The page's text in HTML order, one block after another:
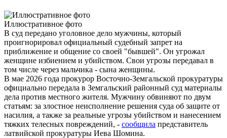
Иллюстративное фото
В суд передано уголовное дело мужчины, который
проигнорировал официальный судебный запрет на
приближение и общение со своей "бывшей". Он угрожал
женщине избиением и убийством. Свои угрозы передавал в
том числе через мальчика - сына женщины.
В мае 2026 года прокурор Восточно-Земгальской прокуратуры
официально передала в Земгальский районный суд материалы
дела против местного жителя. Мужчину обвиняют по двум
статьям: за злостное неисполнение решения суда об защите от
насилия, а также за реальные угрозы убийством и нанесением
тяжких телесных повреждений, - сообщила представитель
латвийской прокуратуры Иева Шомина.